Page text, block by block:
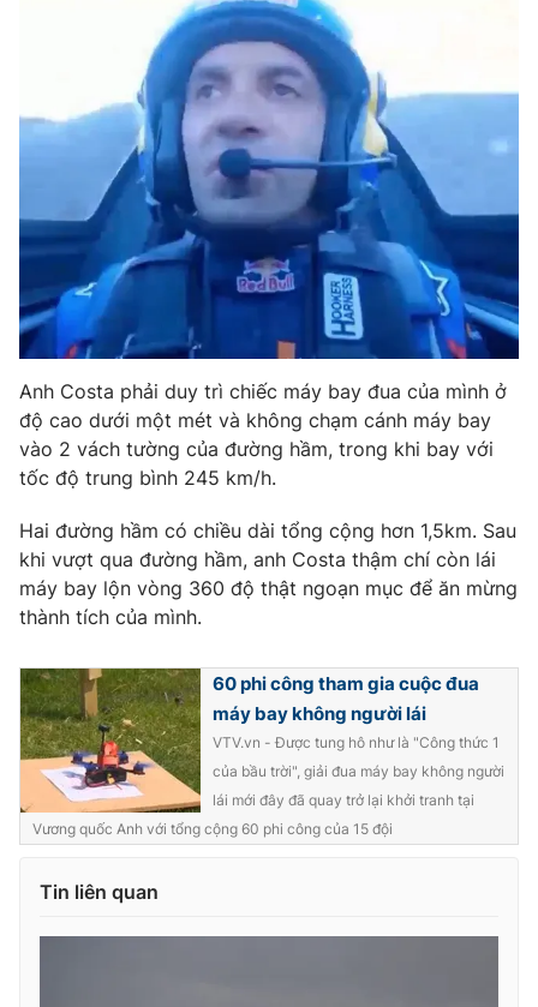
Giải sao mai
Làm đẹp
Chất lượng cuộc sống
Giáo dục
Học trực tuyến
Công nghệ
Hitech Công nghệ tương lai
Sản phẩm
Thị trường
Tư vấn
Giao lưu trực tuyến
Lịch phát sóng
Chuyên mục khác
Emagazine Podcast
Video Shorts video
VTV Sức khoẻ Bất động sản
Thị trường 24h Tấm lòng Việt
Anh Costa phải duy trì chiếc máy bay đua của mình ở
độ cao dưới một mét và không chạm cánh máy bay
vào 2 vách tường của đường hầm, trong khi bay với
tốc độ trung bình 245 km/h.
Hai đường hầm có chiều dài tổng cộng hơn 1,5km. Sau
khi vượt qua đường hầm, anh Costa thậm chí còn lái
máy bay lộn vòng 360 độ thật ngoạn mục để ăn mừng
thành tích của mình.
60 phi công tham gia cuộc đua
máy bay không người lái
VTV.vn - Được tung hô như là "Công thức 1
của bầu trời", giải đua máy bay không người
lái mới đây đã quay trở lại khởi tranh tại
Vương quốc Anh với tổng cộng 60 phi công của 15 đội
Tin liên quan